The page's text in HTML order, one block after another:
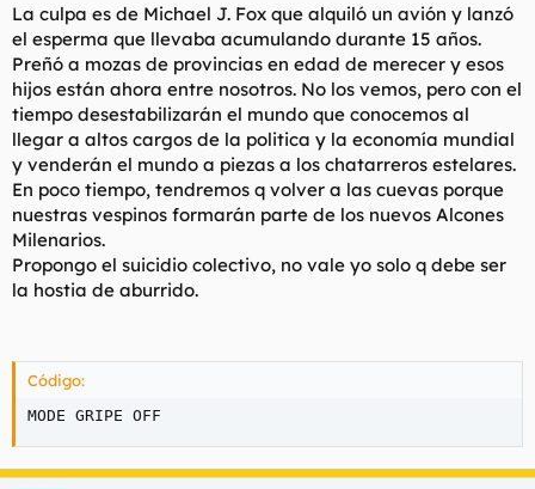
La culpa es de Michael J. Fox que alquiló un avión y lanzó
el esperma que llevaba acumulando durante 15 años.
Preñó a mozas de provincias en edad de merecer y esos
hijos están ahora entre nosotros. No los vemos, pero con el
tiempo desestabilizarán el mundo que conocemos al
llegar a altos cargos de la politica y la economía mundial
y venderán el mundo a piezas a los chatarreros estelares.
En poco tiempo, tendremos q volver a las cuevas porque
nuestras vespinos formarán parte de los nuevos Alcones
Milenarios.
Propongo el suicidio colectivo, no vale yo solo q debe ser
la hostia de aburrido.
Código:
MODE GRIPE OFF